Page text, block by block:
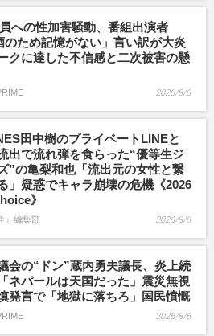
への性加害騒動、番組出演者
のため記憶がない」言い訳が大炎
クに達した不信感と二次被害の懸
2026/8/6
田中樹のプライベートLINEと
出で流れ弾を食らった“優等生ジ
”の亀梨和也「流出元の女性と繋
」疑惑でキャラ崩壊の危機《2026
》
』編集部 2026/8/6
会の“ドン”蔵内勇夫議長、炎上続
ネパールは天国だった」震災無視
発言で「地獄に落ちろ」国民憤慨
2026/8/6